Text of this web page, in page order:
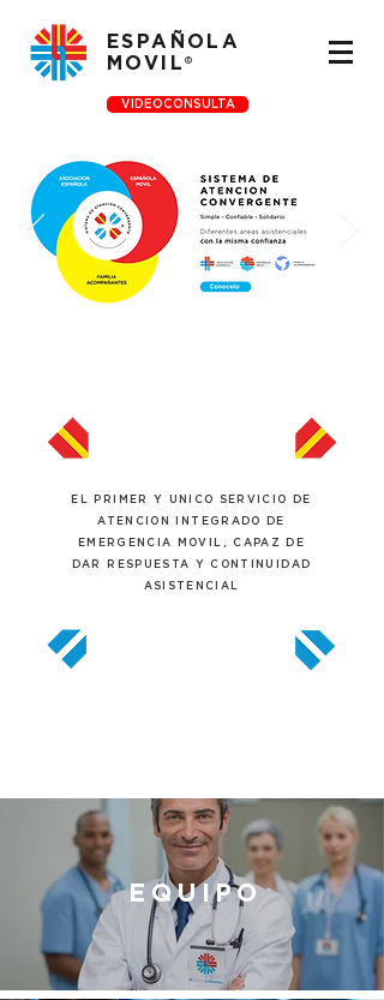
ESPAÑOLA
MOVIL®
VIDEOCONSULTA
EL PRIMER Y UNICO SERVICIO DE
ATENCION INTEGRADO DE
EMERGENCIA MOVIL, CAPAZ DE
DAR RESPUESTA Y CONTINUIDAD
ASISTENCIAL
EQUIPO